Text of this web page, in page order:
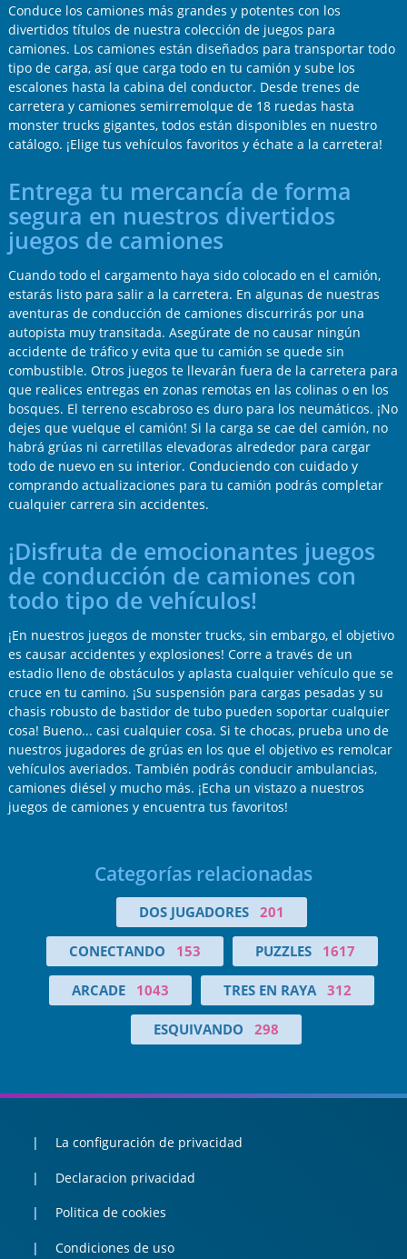
Conduce los camiones más grandes y potentes con los
divertidos títulos de nuestra colección de juegos para
camiones. Los camiones están diseñados para transportar todo
tipo de carga, así que carga todo en tu camión y sube los
escalones hasta la cabina del conductor. Desde trenes de
carretera y camiones semirremolque de 18 ruedas hasta
monster trucks gigantes, todos están disponibles en nuestro
catálogo. ¡Elige tus vehículos favoritos y échate a la carretera!
Entrega tu mercancía de forma
segura en nuestros divertidos
juegos de camiones
Cuando todo el cargamento haya sido colocado en el camión,
estarás listo para salir a la carretera. En algunas de nuestras
aventuras de conducción de camiones discurrirás por una
autopista muy transitada. Asegúrate de no causar ningún
accidente de tráfico y evita que tu camión se quede sin
combustible. Otros juegos te llevarán fuera de la carretera para
que realices entregas en zonas remotas en las colinas o en los
bosques. El terreno escabroso es duro para los neumáticos. ¡No
dejes que vuelque el camión! Si la carga se cae del camión, no
habrá grúas ni carretillas elevadoras alrededor para cargar
todo de nuevo en su interior. Conduciendo con cuidado y
comprando actualizaciones para tu camión podrás completar
cualquier carrera sin accidentes.
¡Disfruta de emocionantes juegos
de conducción de camiones con
todo tipo de vehículos!
¡En nuestros juegos de monster trucks, sin embargo, el objetivo
es causar accidentes y explosiones! Corre a través de un
estadio lleno de obstáculos y aplasta cualquier vehículo que se
cruce en tu camino. ¡Su suspensión para cargas pesadas y su
chasis robusto de bastidor de tubo pueden soportar cualquier
cosa! Bueno... casi cualquier cosa. Si te chocas, prueba uno de
nuestros jugadores de grúas en los que el objetivo es remolcar
vehículos averiados. También podrás conducir ambulancias,
camiones diésel y mucho más. ¡Echa un vistazo a nuestros
juegos de camiones y encuentra tus favoritos!
Categorías relacionadas
DOS JUGADORES 201
CONECTANDO 153 PUZZLES 1617
ARCADE 1043 TRES EN RAYA 312
ESQUIVANDO 298
La configuración de privacidad
Declaracion privacidad
Politica de cookies
Condiciones de uso